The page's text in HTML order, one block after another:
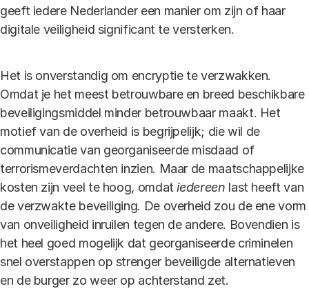
geeft iedere Nederlander een manier om zijn of haar
digitale veiligheid significant te versterken.
Het is onverstandig om encryptie te verzwakken.
Omdat je het meest betrouwbare en breed beschikbare
beveiligingsmiddel minder betrouwbaar maakt. Het
motief van de overheid is begrijpelijk; die wil de
communicatie van georganiseerde misdaad of
terrorismeverdachten inzien. Maar de maatschappelijke
kosten zijn veel te hoog, omdatiedereen last heeft van
de verzwakte beveiliging. De overheid zou de ene vorm
van onveiligheid inruilen tegen de andere. Bovendien is
het heel goed mogelijk dat georganiseerde criminelen
snel overstappen op strenger beveiligde alternatieven
en de burger zo weer op achterstand zet.